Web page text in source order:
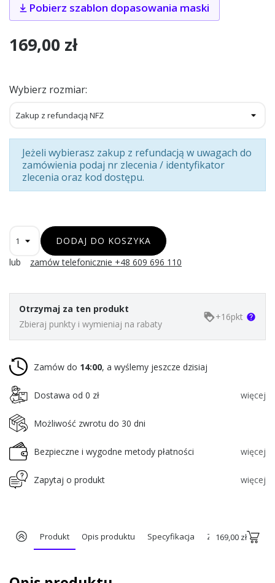
Pobierz szablon dopasowania maski
169,00 zł
Wybierz rozmiar:
Jeżeli wybierasz zakup z refundacją w uwagach do
zamówienia podaj nr zlecenia / identyfikator
zlecenia oraz kod dostępu.
DODAJ DO KOSZYKA
lub
zamów telefonicznie +48 609 696 110
Otrzymaj za ten produkt
Zbieraj punkty i wymieniaj na rabaty
loyalty+16pkt help
Zamów do 14:00, a wyślemy jeszcze dzisiaj
Dostawa od 0 zł więcej
Możliwość zwrotu do 30 dni
Bezpieczne i wygodne metody płatności więcej
Zapytaj o produkt więcej
Produkt Opis produktu Specyfikacja Zobacz z tej serii
169,00 zł